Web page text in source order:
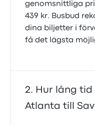
genomsnittliga
439 kr. Busbud
dina biljetter i
få det lägsta
Hur lång
Atlanta till